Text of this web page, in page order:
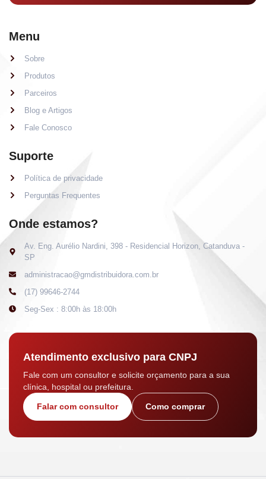
Menu
Sobre
Produtos
Parceiros
Blog e Artigos
Fale Conosco
Suporte
Política de privacidade
Perguntas Frequentes
Onde estamos?
Av. Eng. Aurélio Nardini, 398 - Residencial Horizon, Catanduva -
SP
administracao@gmdistribuidora.com.br
(17) 99646-2744
Seg-Sex : 8:00h às 18:00h
Atendimento exclusivo para CNPJ
Fale com um consultor e solicite orçamento para a sua
clínica, hospital ou prefeitura.
Falar com consultor Como comprar